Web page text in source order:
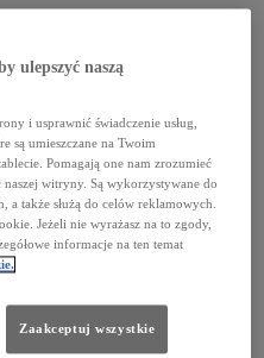
ulepszyć naszą
i usprawnić świadczenie usług,
są umieszczane na Twoim
Pomagają one nam zrozumieć
witryny. Są wykorzystywane do
a także służą do celów reklamowych.
Jeżeli nie wyrażasz na to zgody,
informacje na ten temat
Zaakceptuj wszystkie